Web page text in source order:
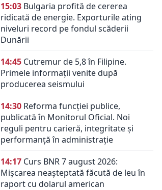
15:03 Bulgaria profită de cererea
ridicată de energie. Exporturile ating
niveluri record pe fondul scăderii
Dunării
14:45 Cutremur de 5,8 în Filipine.
Primele informații venite după
producerea seismului
14:30 Reforma funcției publice,
publicată în Monitorul Oficial. Noi
reguli pentru carieră, integritate și
performanță în administrație
14:17 Curs BNR 7 august 2026:
Mișcarea neașteptată făcută de leu în
raport cu dolarul american